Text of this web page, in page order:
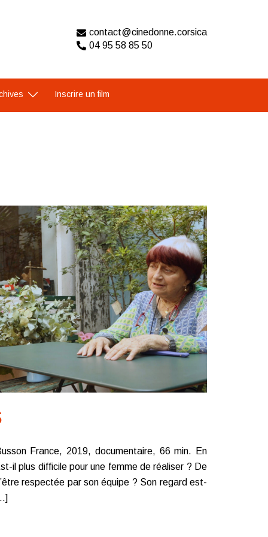
contact@cinedonne.corsica
04 95 58 85 50
Inscrire un film
France, 2019, documentaire, 66 min. En
il plus difficile pour une femme de réaliser ? De
respectée par son équipe ? Son regard est-